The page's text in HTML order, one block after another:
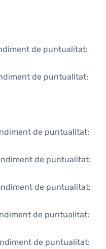
de puntualitat:
de puntualitat:
de puntualitat:
de puntualitat:
de puntualitat:
de puntualitat:
de puntualitat: